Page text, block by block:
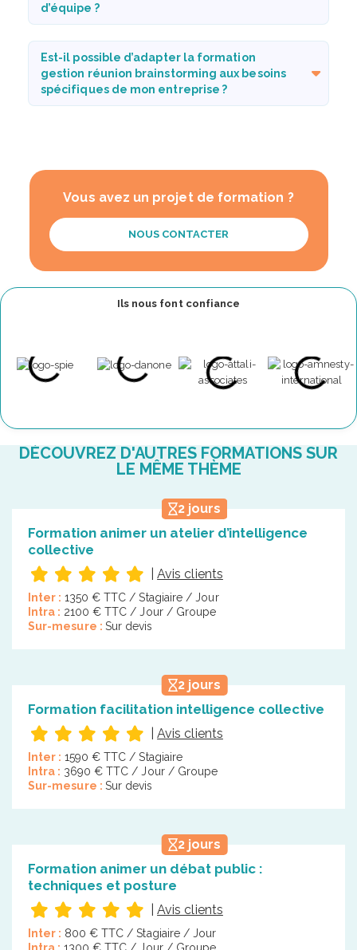
d’équipe ?
Est-il possible d’adapter la formation
gestion réunion brainstorming aux besoins
spécifiques de mon entreprise ?
Vous avez un projet de formation ?
NOUS CONTACTER
Ils nous font confiance
DÉCOUVREZ D'AUTRES FORMATIONS SUR
LE MÊME THÈME
2 jours
Formation animer un atelier d’intelligence
collective
Avis clients
Inter : 1350 € TTC / Stagiaire / Jour
Intra : 2100 € TTC / Jour / Groupe
Sur-mesure : Sur devis
2 jours
Formation facilitation intelligence collective
Avis clients
Inter : 1590 € TTC / Stagiaire
Intra : 3690 € TTC / Jour / Groupe
Sur-mesure : Sur devis
2 jours
Formation animer un débat public :
techniques et posture
Avis clients
Inter : 800 € TTC / Stagiaire / Jour